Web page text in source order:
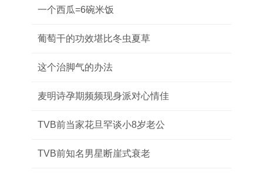
一个西瓜=6碗米饭
葡萄干的功效堪比冬虫夏草
这个治脚气的办法
麦明诗孕期频频现身派对心情佳
TVB前当家花旦罕谈小8岁老公
TVB前知名男星断崖式衰老